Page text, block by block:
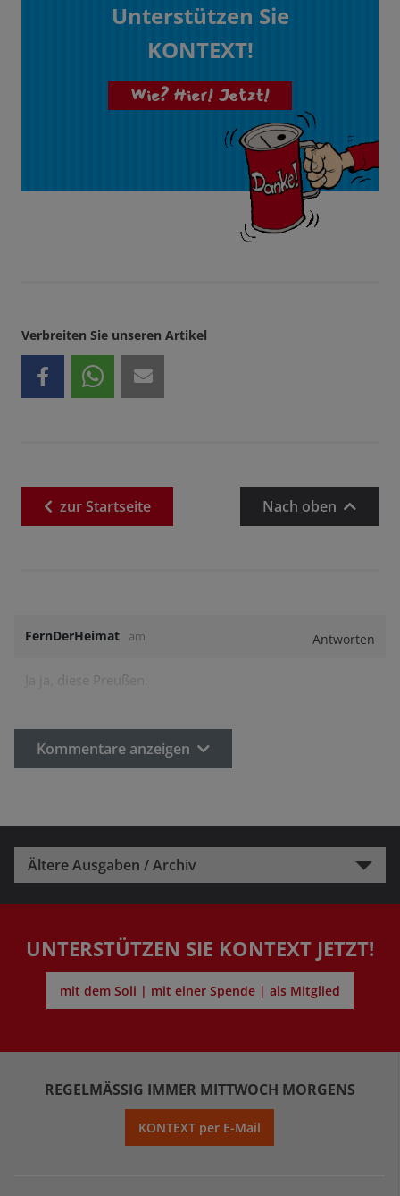
Unterstützen Sie
KONTEXT!
Wie? Hier! Jetzt!
Verbreiten Sie unseren Artikel
zurStartseite Nach oben
FernDerHeimat am Antworten
Ja ja, diese Preußen.
Kommentare anzeigen
Ältere Ausgaben / Archiv
UNTERSTÜTZEN SIE KONTEXT JETZT!
mit dem Soli | mit einer Spende | als Mitglied
REGELMÄSSIG IMMER MITTWOCH MORGENS
KONTEXT per E-Mail